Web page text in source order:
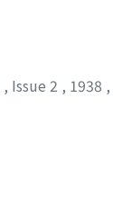
, Issue 2 , 1938 ,